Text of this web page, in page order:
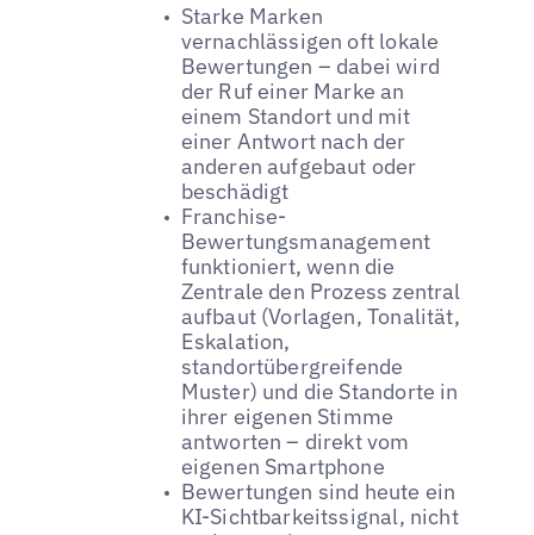
Starke Marken
vernachlässigen oft lokale
Bewertungen – dabei wird
der Ruf einer Marke an
einem Standort und mit
einer Antwort nach der
anderen aufgebaut oder
beschädigt
Franchise-
Bewertungsmanagement
funktioniert, wenn die
Zentrale den Prozess zentral
aufbaut (Vorlagen, Tonalität,
Eskalation,
standortübergreifende
Muster) und die Standorte in
ihrer eigenen Stimme
antworten – direkt vom
eigenen Smartphone
Bewertungen sind heute ein
KI-Sichtbarkeitssignal, nicht